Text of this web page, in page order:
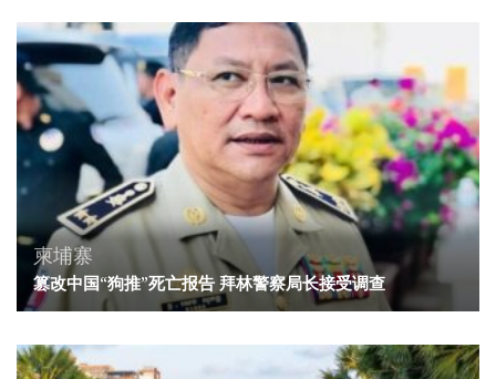
柬埔寨
篡改中国“狗推”死亡报告 拜林警察局长接受调查